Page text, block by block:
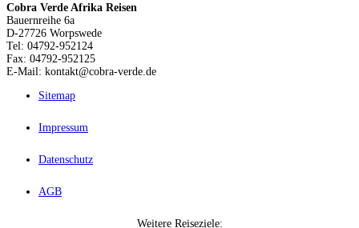
Cobra Verde Afrika Reisen
Bauernreihe 6a
D-27726 Worpswede
Tel: 04792-952124
Fax: 04792-952125
E-Mail: kontakt@cobra-verde.de
Sitemap
Impressum
Datenschutz
AGB
Weitere Reiseziele: